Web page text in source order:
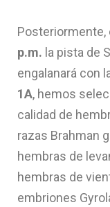
Posteriormente,
p.m. la pista de
engalanará con
1A, hemos
calidad de
razas Brahman
hembras de
hembras de
embriones